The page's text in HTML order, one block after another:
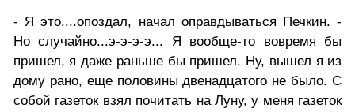
- Я это....опоздал, начал оправдываться Печкин. -
Но случайно...э-э-э-э... Я вообще-то вовремя бы
пришел, я даже раньше бы пришел. Ну, вышел я из
дому рано, еще половины двенадцатого не было. С
собой газеток взял почитать на Луну, у меня газеток